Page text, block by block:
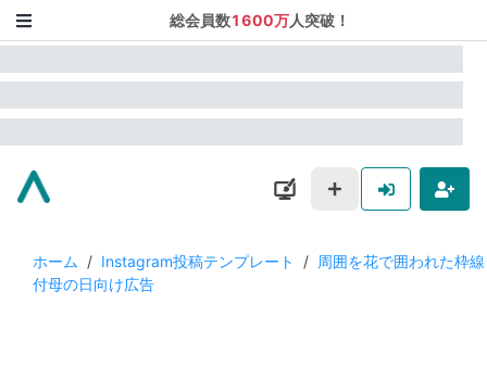
総会員数1600万人突破！
ホーム / Instagram投稿テンプレート / 周囲を花で囲われた枠線
付母の日向け広告